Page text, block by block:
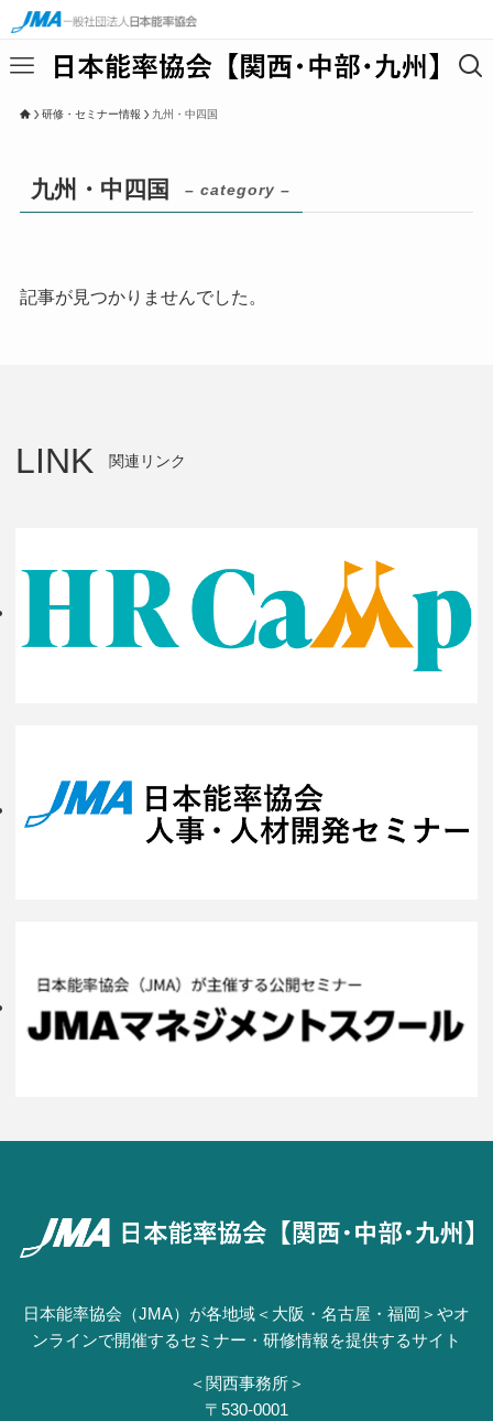
研修・セミナー情報 九州・中四国
九州・中四国 – category –
記事が見つかりませんでした。
LINK 関連リンク
日本能率協会（JMA）が各地域＜大阪・名古屋・福岡＞やオ
ンラインで開催するセミナー・研修情報を提供するサイト
＜関西事務所＞
〒530-0001